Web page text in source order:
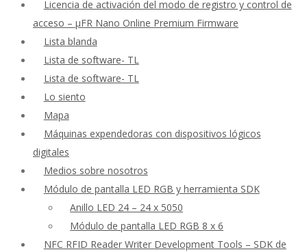
Licencia de activación del modo de registro y control de
acceso – μFR Nano Online Premium Firmware
Lista blanda
Lista de software- TL
Lista de software- TL
Lo siento
Mapa
Máquinas expendedoras con dispositivos lógicos
digitales
Medios sobre nosotros
Módulo de pantalla LED RGB y herramienta SDK
Anillo LED 24 – 24 x 5050
Módulo de pantalla LED RGB 8 x 6
NFC RFID Reader Writer Development Tools – SDK de